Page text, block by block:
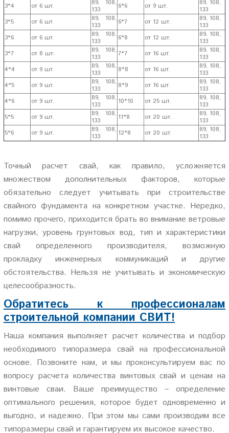
3*4
от 6 шт.
89, 108,
133
6*6 от 9 шт.
89, 108,
133
3*5
от 6 шт.
89, 108,
133
6*7 от 12 шт.
89, 108,
133
3*6
от 6 шт.
89, 108,
133
6*8 от 12 шт.
89, 108,
133
3*7
от 8 шт.
89, 108,
133
7*7 от 16 шт.
89, 108,
133
4*4
от 9 шт.
89, 108,
133
8*8 от 16 шт.
89, 108,
133
4*5
от 9 шт.
89, 108,
133
8*9 от 16 шт.
89, 108,
133
4*6
от 9 шт.
89, 108,
133
10*10 от 25 шт.
89, 108,
133
5*5
от 9 шт.
89, 108,
133
11*8 от 20 шт.
89, 108,
133
5*6
от 9 шт.
89, 108,
133
12*8 от 20 шт.
89, 108,
133
Точный расчет свай, как правило, усложняется
множеством дополнительных факторов, которые
обязательно следует учитывать при строительстве
свайного фундамента на конкретном участке. Нередко,
помимо прочего, приходится брать во внимание ветровые
нагрузки, уровень грунтовых вод, тип и характеристики
свай определенного производителя, возможную
прокладку инженерных коммуникаций и другие
обстоятельства. Нельзя не учитывать и экономическую
целесообразность.
Обратитесь к профессионалам
строительной компании СВИТ!
Наша компания выполняет расчет количества и подбор
необходимого типоразмера свай на профессиональной
основе. Позвоните нам, и мы проконсультируем вас по
вопросу расчета количества винтовых свай и ценам на
винтовые сваи. Ваше преимущество – определение
оптимального решения, которое будет одновременно и
выгодно, и надежно. При этом мы сами производим все
типоразмеры свай и гарантируем их высокое качество.